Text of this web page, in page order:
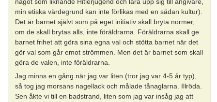
min etiska värdegrund kan inte förlikas med en sådan kultur).
Det är barnet självt som på eget initiativ skall bryta normer,
om de skall brytas alls, inte föräldrarna. Föräldrarna skall ge
barnet frihet att göra sina egna val och stötta barnet när det
gör val som går emot strömmen. Men det är barnet som skall
göra de valen, inte föräldrarna.
Jag minns en gång när jag var liten (tror jag var 4-5 år typ),
så tog jag morsans nagellack och målade tånaglarna. Illröda.
Sen åkte vi till en badstrand, liten som jag var insåg jag att